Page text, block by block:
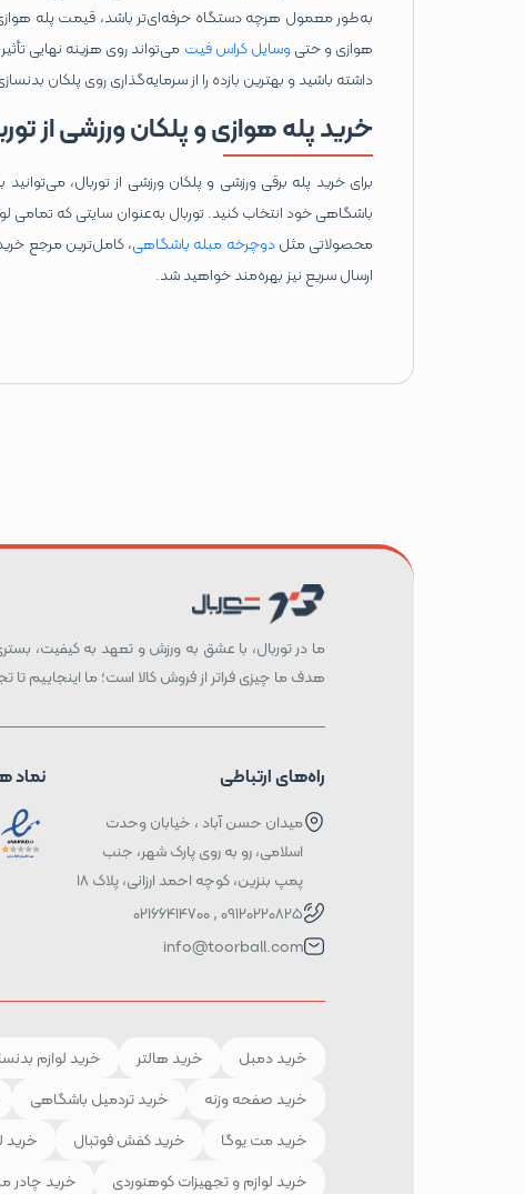
به‌طور معمول هرچه دستگاه حرفه‌ای‌تر باشد، قیمت پله
هوازی و حتیوسایل کراس فیت می‌تواند روی هزینه نهایی
داشته باشید و بهترین بازده را از سرمایه‌گذاری روی پلکان
خرید پله هوازی و پلکان ورزشی از
برای خرید پله برقی ورزشی و پلکان ورزشی از توربال،
باشگاهی خود انتخاب کنید. توربال به‌عنوان سایتی که تمامی
محصولاتی مثلدوچرخه مبله باشگاهی، کامل‌ترین مرجع
ارسال سریع نیز بهره‌مند خواهید شد.
ما در توربال، با عشق به ورزش و تعهد به کیفیت،
هدف ما چیزی فراتر از فروش کالا است؛ ما اینجاییم
راه‌های ارتباطی
میدان حسن آباد ، خیابان وحدت
اسلامی، رو به روی پارک شهر، جنب
پمپ بنزین، کوچه احمد ارزانی، پلاک ۱۸
09120220825 , 02166414700
info@toorball.com
نماد
خرید دمبل خرید هالتر خرید لوازم
خرید صفحه وزنه
خرید تردمیل باشگاهی
خرید مت یوگا
خرید کفش فوتبال خرید
خرید لوازم و تجهیزات کوهنوردی
خرید چادر